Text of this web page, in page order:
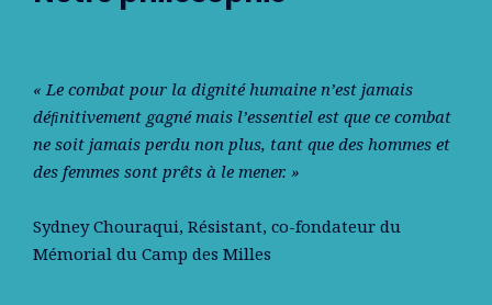
« Le combat pour la dignité humaine n’est jamais
déﬁnitivement gagné mais l’essentiel est que ce combat
ne soit jamais perdu non plus, tant que des hommes et
des femmes sont prêts à le mener. »
Sydney Chouraqui, Résistant, co-fondateur du
Mémorial du Camp des Milles